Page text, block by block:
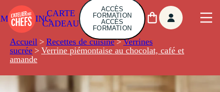
CARTE
CADEAU
ACCÈS
FORMATION
ACCÈS
FORMATION
Accueil > Recettes de cuisine > Verrines
sucrée > Verrine piémontaise au chocolat, café et
amande